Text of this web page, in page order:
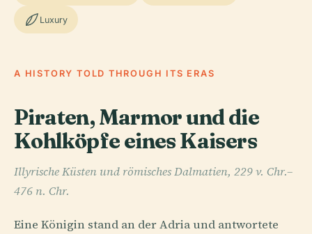
Luxury
A HISTORY TOLD THROUGH ITS ERAS
Piraten, Marmor und die
Kohlköpfe eines Kaisers
Illyrische Küsten und römisches Dalmatien, 229 v. Chr.–
476 n. Chr.
Eine Königin stand an der Adria und antwortete